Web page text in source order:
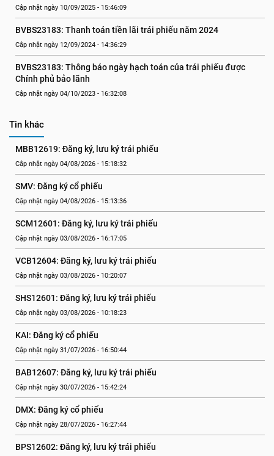
Cập nhật ngày 10/09/2025 - 15:46:09
BVBS23183: Thanh toán tiền lãi trái phiếu năm 2024
Cập nhật ngày 12/09/2024 - 14:36:29
BVBS23183: Thông báo ngày hạch toán của trái phiếu được
Chính phủ bảo lãnh
Cập nhật ngày 04/10/2023 - 16:32:08
Tin khác
MBB12619: Đăng ký, lưu ký trái phiếu
Cập nhật ngày 04/08/2026 - 15:18:32
SMV: Đăng ký cổ phiếu
Cập nhật ngày 04/08/2026 - 15:13:36
SCM12601: Đăng ký, lưu ký trái phiếu
Cập nhật ngày 03/08/2026 - 16:17:05
VCB12604: Đăng ký, lưu ký trái phiếu
Cập nhật ngày 03/08/2026 - 10:20:07
SHS12601: Đăng ký, lưu ký trái phiếu
Cập nhật ngày 03/08/2026 - 10:18:23
KAI: Đăng ký cổ phiếu
Cập nhật ngày 31/07/2026 - 16:50:44
BAB12607: Đăng ký, lưu ký trái phiếu
Cập nhật ngày 30/07/2026 - 15:42:24
DMX: Đăng ký cổ phiếu
Cập nhật ngày 28/07/2026 - 16:27:44
BPS12602: Đăng ký, lưu ký trái phiếu